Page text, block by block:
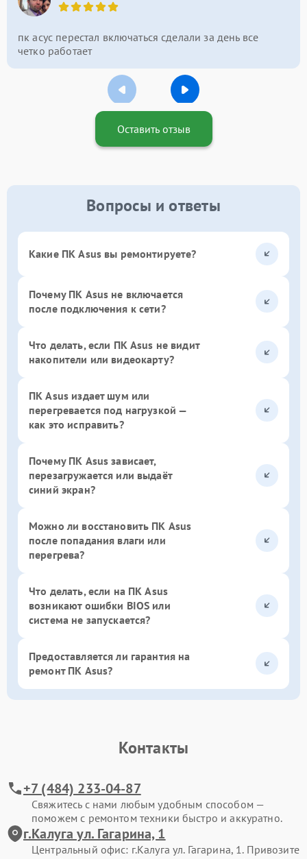
пк асус перестал включаться сделали за день все
четко работает
Оставить отзыв
Вопросы и ответы
Какие ПК Asus вы ремонтируете?
Почему ПК Asus не включается
после подключения к сети?
Что делать, если ПК Asus не видит
накопители или видеокарту?
ПК Asus издает шум или
перегревается под нагрузкой —
как это исправить?
Почему ПК Asus зависает,
перезагружается или выдаёт
синий экран?
Можно ли восстановить ПК Asus
после попадания влаги или
перегрева?
Что делать, если на ПК Asus
возникают ошибки BIOS или
система не запускается?
Предоставляется ли гарантия на
ремонт ПК Asus?
Контакты
+7 (484) 233-04-87
Свяжитесь с нами любым удобным способом —
поможем с ремонтом техники быстро и аккуратно.
г.Калуга ул. Гагарина, 1
Центральный офис: г.Калуга ул. Гагарина, 1. Привозите